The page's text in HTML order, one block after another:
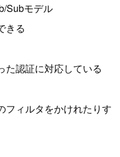
Subモデル
きる
た認証に対応している
フィルタをかけれたりす